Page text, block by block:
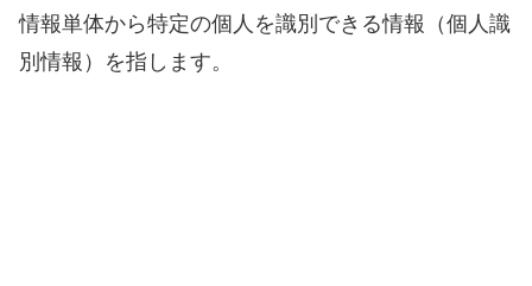
情報単体から特定の個人を識別できる情報（個人識
別情報）を指します。